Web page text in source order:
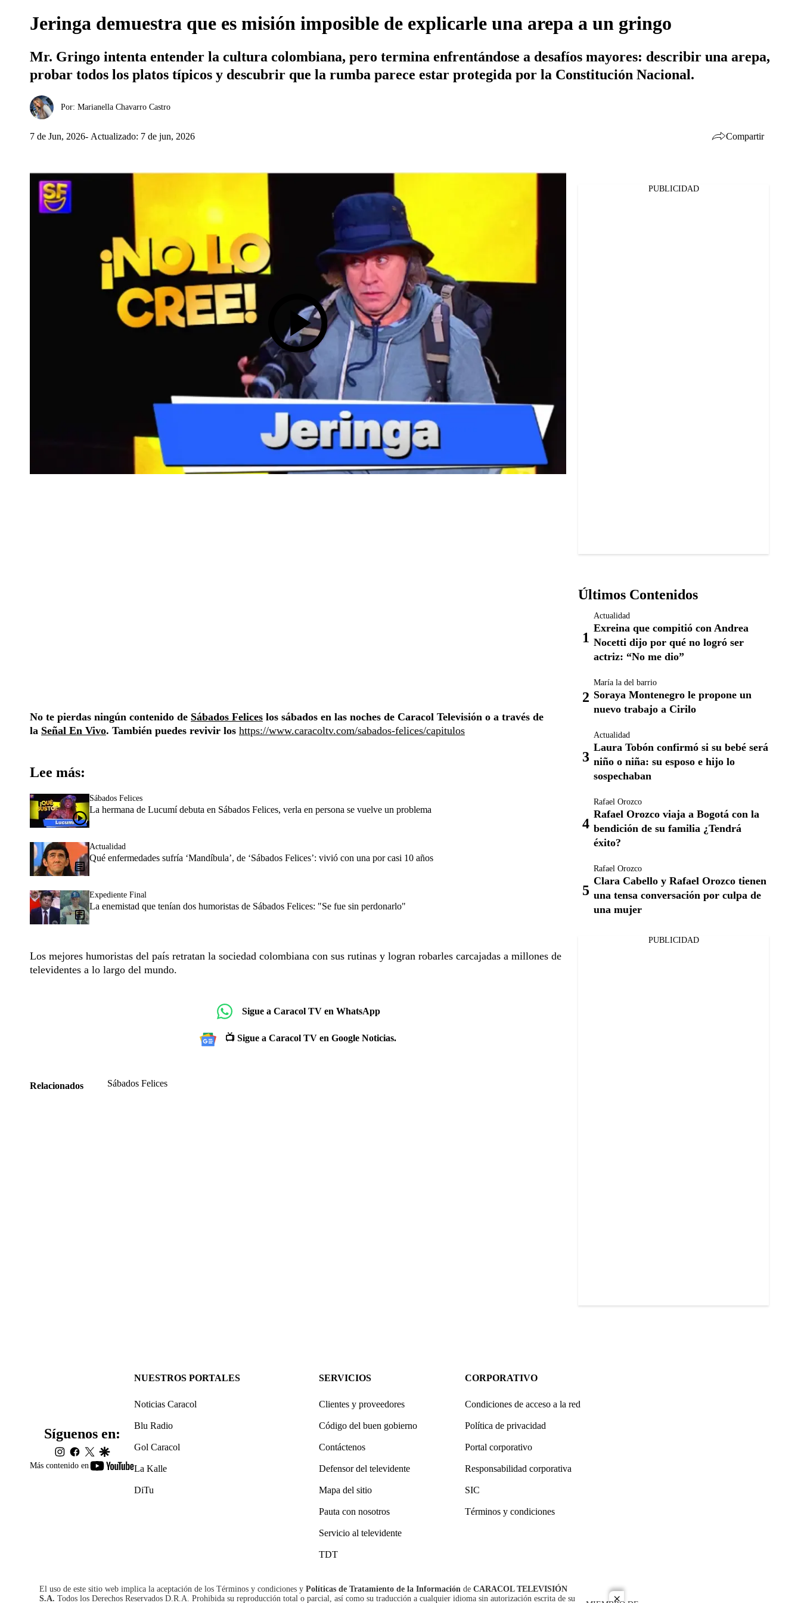
Jeringa demuestra que es misión imposible de explicarle una arepa a un gringo
Mr. Gringo intenta entender la cultura colombiana, pero termina enfrentándose a desafíos mayores: describir una arepa,
probar todos los platos típicos y descubrir que la rumba parece estar protegida por la Constitución Nacional.
Por: Marianella Chavarro Castro
7 de Jun, 2026 Actualizado: 7 de jun, 2026 Compartir
No te pierdas ningún contenido de Sábados Felices los sábados en las noches de Caracol Televisión o a través de
la Señal En Vivo. También puedes revivir los https://www.caracoltv.com/sabados-felices/capitulos
Lee más:
Sábados Felices
La hermana de Lucumí debuta en Sábados Felices, verla en persona se vuelve un problema
Actualidad
Qué enfermedades sufría ‘Mandíbula’, de ‘Sábados Felices’: vivió con una por casi 10 años
Expediente Final
La enemistad que tenían dos humoristas de Sábados Felices: "Se fue sin perdonarlo"
Los mejores humoristas del país retratan la sociedad colombiana con sus rutinas y logran robarles carcajadas a millones de
televidentes a lo largo del mundo.
Sigue a Caracol TV en WhatsApp
📺 Sigue a Caracol TV en Google Noticias.
Relacionados Sábados Felices
PUBLICIDAD
Últimos Contenidos
Actualidad
Exreina que compitió con Andrea
Nocetti dijo por qué no logró ser
actriz: “No me dio”
María la del barrio
Soraya Montenegro le propone un
nuevo trabajo a Cirilo
Actualidad
Laura Tobón confirmó si su bebé será
niño o niña: su esposo e hijo lo
sospechaban
Rafael Orozco
Rafael Orozco viaja a Bogotá con la
bendición de su familia ¿Tendrá
éxito?
Rafael Orozco
Clara Cabello y Rafael Orozco tienen
una tensa conversación por culpa de
una mujer
PUBLICIDAD
Más contenido en
youtube-
Síguenos en:
instagram
facebook
twittergoogle
NUESTROS PORTALES
Noticias Caracol
Blu Radio
Gol Caracol
La Kalle
DiTu
SERVICIOS
Clientes y proveedores
Código del buen gobierno
Contáctenos
Defensor del televidente
Mapa del sitio
Pauta con nosotros
Servicio al televidente
TDT
CORPORATIVO
Condiciones de acceso a la red
Política de privacidad
Portal corporativo
Responsabilidad corporativa
SIC
Términos y condiciones
El uso de este sitio web implica la aceptación de los Términos y condiciones y Políticas de Tratamiento de la Información de CARACOL TELEVISIÓN
S.A. Todos los Derechos Reservados D.R.A. Prohibida su reproducción total o parcial, así como su traducción a cualquier idioma sin autorización escrita de su